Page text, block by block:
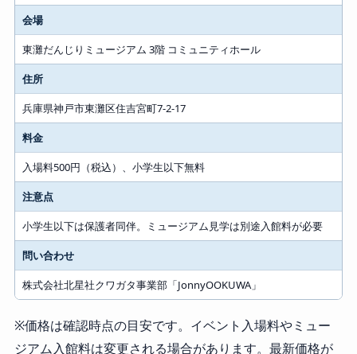
会場
東灘だんじりミュージアム 3階 コミュニティホール
住所
兵庫県神戸市東灘区住吉宮町7-2-17
料金
入場料500円（税込）、小学生以下無料
注意点
小学生以下は保護者同伴。ミュージアム見学は別途入館料が必要
問い合わせ
株式会社北星社クワガタ事業部「JonnyOOKUWA」
※価格は確認時点の目安です。イベント入場料やミュー
ジアム入館料は変更される場合があります。最新価格が